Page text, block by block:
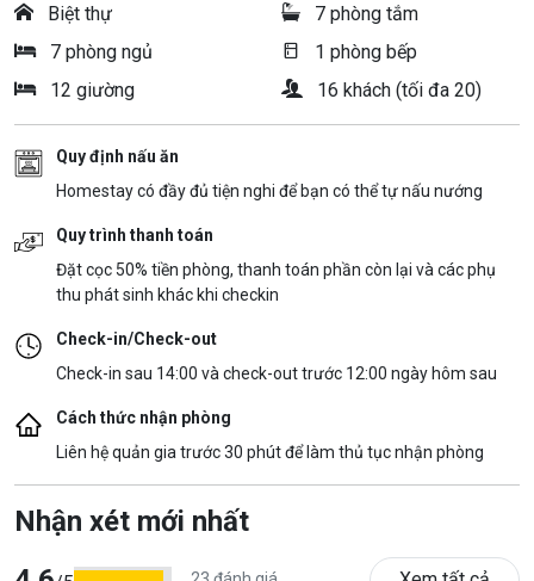
Biệt thự
7 phòng tắm
7 phòng ngủ
1 phòng bếp
12 giường
16 khách (tối đa 20)
Quy định nấu ăn
Homestay có đầy đủ tiện nghi để bạn có thể tự nấu nướng
Quy trình thanh toán
Đặt cọc 50% tiền phòng, thanh toán phần còn lại và các phụ
thu phát sinh khác khi checkin
Check-in/Check-out
Check-in sau 14:00 và check-out trước 12:00 ngày hôm sau
Cách thức nhận phòng
Liên hệ quản gia trước 30 phút để làm thủ tục nhận phòng
Nhận xét mới nhất